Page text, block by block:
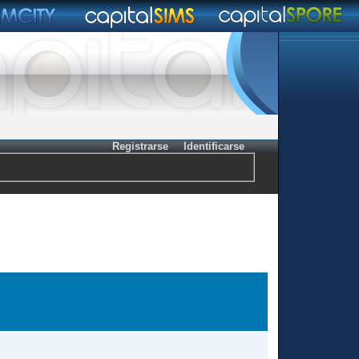
Registrarse Identificarse